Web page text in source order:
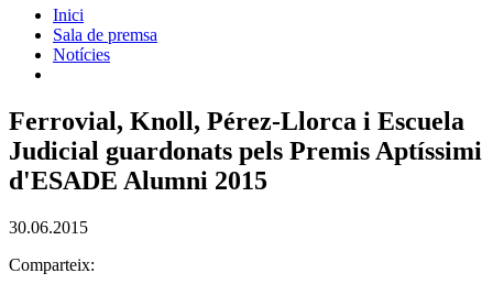
Inici
Sala de premsa
Notícies
Ferrovial, Knoll, Pérez-Llorca i Escuela
Judicial guardonats pels Premis Aptíssimi
d'ESADE Alumni 2015
30.06.2015
Comparteix: